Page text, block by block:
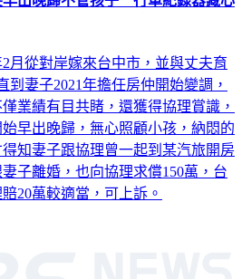
月從對岸嫁來台中市，並與丈夫育
到妻子2021年擔任房仲開始變調，
業績有目共睹，還獲得協理賞識，
早出晚歸，無心照顧小孩，納悶的
知妻子跟協理曾一起到某汽旅開房
子離婚，也向協理求償150萬，台
20萬較適當，可上訴。